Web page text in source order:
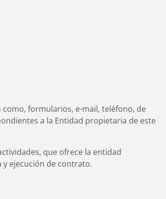
como, formularios, e-mail, teléfono, de
a la Entidad propietaria de este
que ofrece la entidad
y ejecución de contrato.